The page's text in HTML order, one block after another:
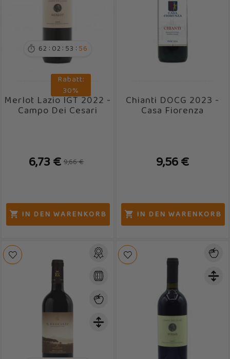
 62 : 02 : 53 : 55
Merlot Lazio IGT 2022 -
Campo Dei Cesari
6,73 € 9,66 €
Rabatt:
30%
 IN DEN WARENKORB
Chianti DOCG 2023 -
Casa Fiorenza
9,56 €
 IN DEN WARENKORB